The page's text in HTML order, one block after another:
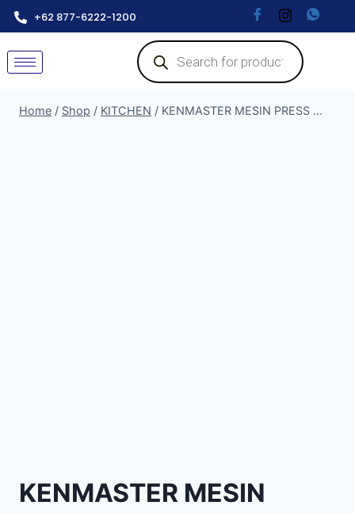
+62 877-6222-1200
Home / Shop / KITCHEN / KENMASTER MESIN PRESS ...
KENMASTER MESIN